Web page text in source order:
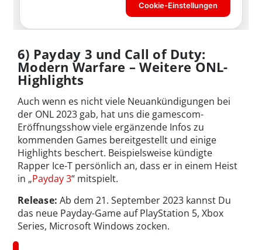
6) Payday 3 und Call of Duty:
Modern Warfare – Weitere ONL-
Highlights
Auch wenn es nicht viele Neuankündigungen bei
der ONL 2023 gab, hat uns die gamescom-
Eröffnungsshow viele ergänzende Infos zu
kommenden Games bereitgestellt und einige
Highlights beschert. Beispielsweise kündigte
Rapper Ice-T persönlich an, dass er in einem Heist
in „Payday 3“ mitspielt.
Release:Ab dem 21. September 2023 kannst Du
das neue Payday-Game auf PlayStation 5, Xbox
Series, Microsoft Windows zocken.